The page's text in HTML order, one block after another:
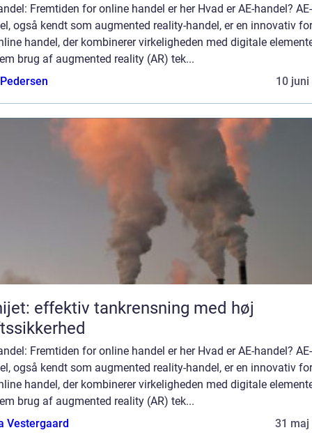
Fremtiden for online handel er her Hvad er AE-handel? AE-
også kendt som augmented reality-handel, er en innovativ
handel, der kombinerer virkeligheden med digitale
brug af augmented reality (AR) tek...
10 juni
effektiv tankrensning med høj
Fremtiden for online handel er her Hvad er AE-handel? AE-
også kendt som augmented reality-handel, er en innovativ
handel, der kombinerer virkeligheden med digitale
brug af augmented reality (AR) tek...
Vestergaard
31 maj